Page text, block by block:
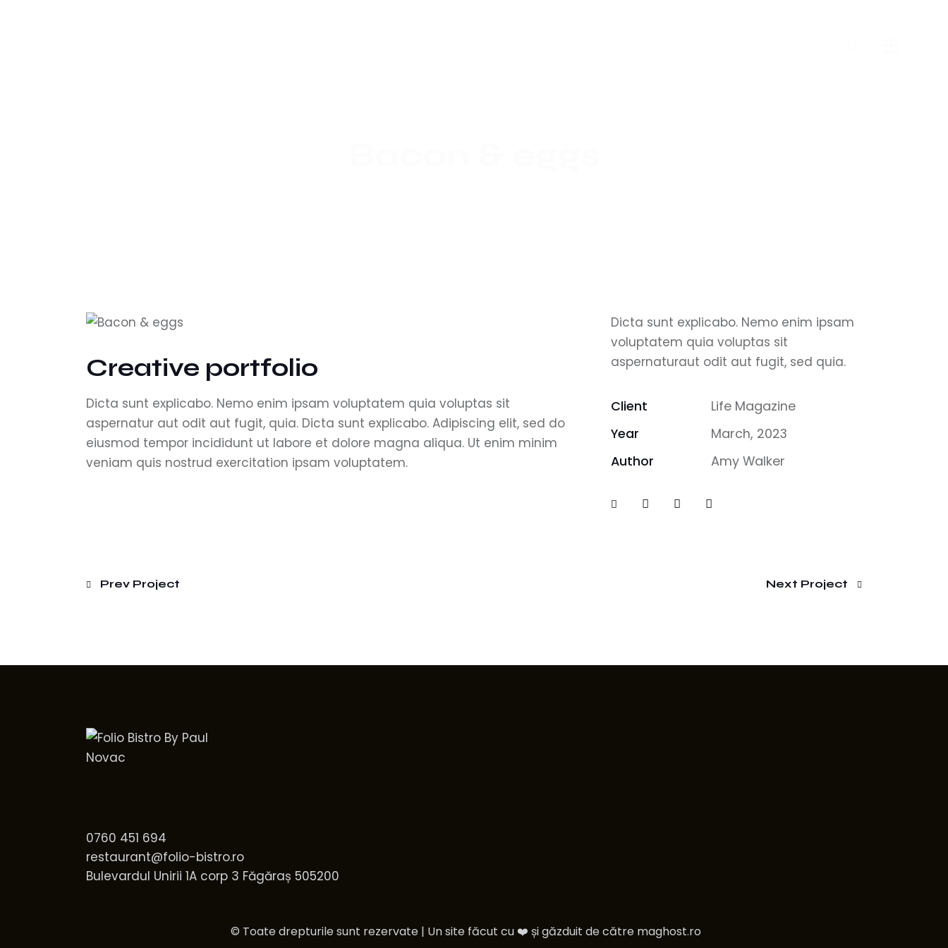
Creative portfolio
Dicta sunt explicabo. Nemo enim ipsam voluptatem quia voluptas sit
aspernatur aut odit aut fugit, quia. Dicta sunt explicabo. Adipiscing elit, sed do
eiusmod tempor incididunt ut labore et dolore magna aliqua. Ut enim minim
veniam quis nostrud exercitation ipsam voluptatem.
Dicta sunt explicabo. Nemo enim ipsam
voluptatem quia voluptas sit
aspernaturaut odit aut fugit, sed quia.
Client
Life Magazine
Year
March, 2023
Author
Amy Walker
Prev Project Next Project
0760 451 694
restaurant@folio-bistro.ro
Bulevardul Unirii 1A corp 3 Făgăraș 505200
© Toate drepturile sunt rezervate | Un site făcut cu ❤️ și găzduit de către maghost.ro